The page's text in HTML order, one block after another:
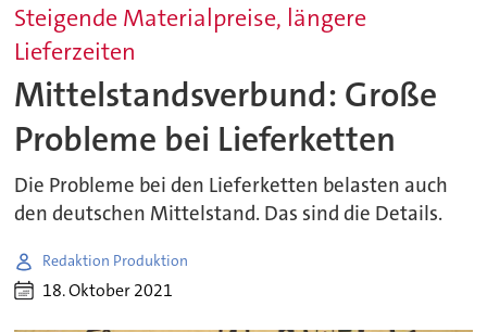
Steigende Materialpreise, längere
Lieferzeiten
Mittelstandsverbund: Große
Probleme bei Lieferketten
Die Probleme bei den Lieferketten belasten auch
den deutschen Mittelstand. Das sind die Details.
Redaktion Produktion
18. Oktober 2021